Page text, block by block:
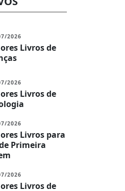
2026
Livros de
2026
Livros de
2026
Livros para
Primeira
2026
Livros de